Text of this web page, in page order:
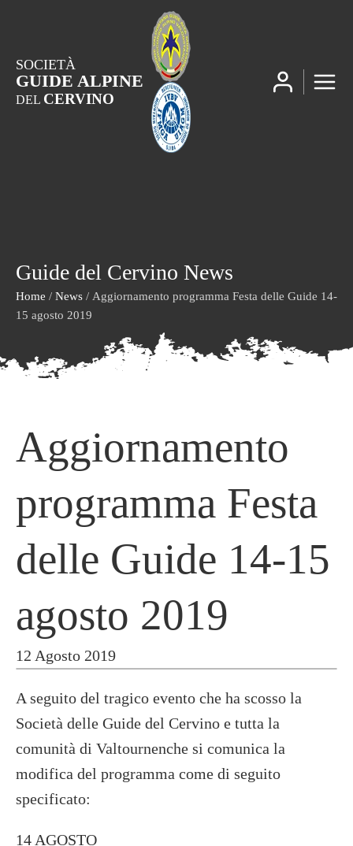
SOCIETÀ
GUIDE ALPINE
DEL CERVINO
Guide del Cervino News
Home / News / Aggiornamento programma Festa delle Guide 14-
15 agosto 2019
Aggiornamento
programma Festa
delle Guide 14-15
agosto 2019
12 Agosto 2019
A seguito del tragico evento che ha scosso la
Società delle Guide del Cervino e tutta la
comunità di Valtournenche si comunica la
modifica del programma come di seguito
specificato:
14 AGOSTO